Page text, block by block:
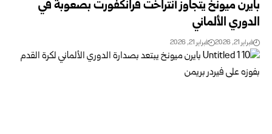
بايرن ميونخ يتجاوز آنتراخت فرانكفورت بصعوبة في
الدوري الألماني
فبراير 21, 2026 فبراير 21, 2026